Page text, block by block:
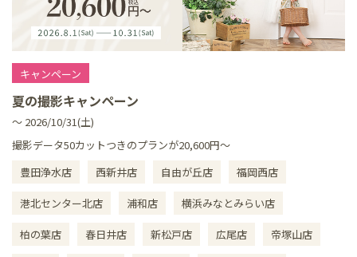
キャンペーン
夏の撮影キャンペーン
～ 2026/10/31(土)
撮影データ50カットつきのプランが20,600円～
豊田浄水店
西新井店 自由が丘店 福岡西店
港北センター北店 浦和店 横浜みなとみらい店
柏の葉店 春日井店 新松戸店 広尾店 帝塚山店